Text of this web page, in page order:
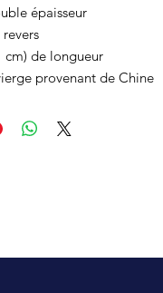
épaisseur
cm) de longueur
provenant de Chine